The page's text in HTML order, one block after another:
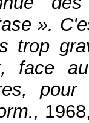
».
trop
face